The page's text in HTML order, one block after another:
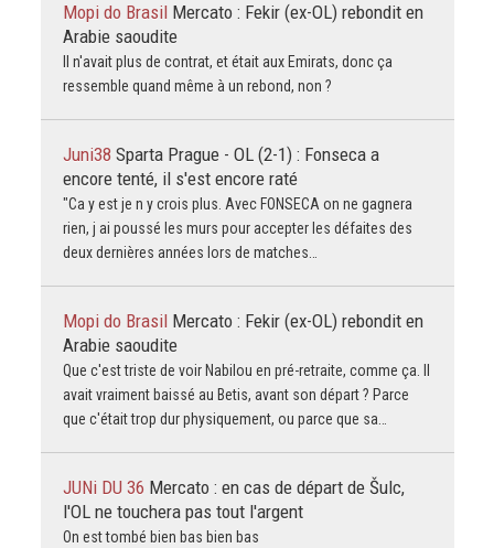
Mopi do Brasil Mercato : Fekir (ex-OL) rebondit en
Arabie saoudite
Il n'avait plus de contrat, et était aux Emirats, donc ça
ressemble quand même à un rebond, non ?
Juni38 Sparta Prague - OL (2-1) : Fonseca a
encore tenté, il s'est encore raté
"Ca y est je n y crois plus. Avec FONSECA on ne gagnera
rien, j ai poussé les murs pour accepter les défaites des
deux dernières années lors de matches…
Mopi do Brasil Mercato : Fekir (ex-OL) rebondit en
Arabie saoudite
Que c'est triste de voir Nabilou en pré-retraite, comme ça. Il
avait vraiment baissé au Betis, avant son départ ? Parce
que c'était trop dur physiquement, ou parce que sa…
JUNi DU 36 Mercato : en cas de départ de Šulc,
l'OL ne touchera pas tout l'argent
On est tombé bien bas bien bas